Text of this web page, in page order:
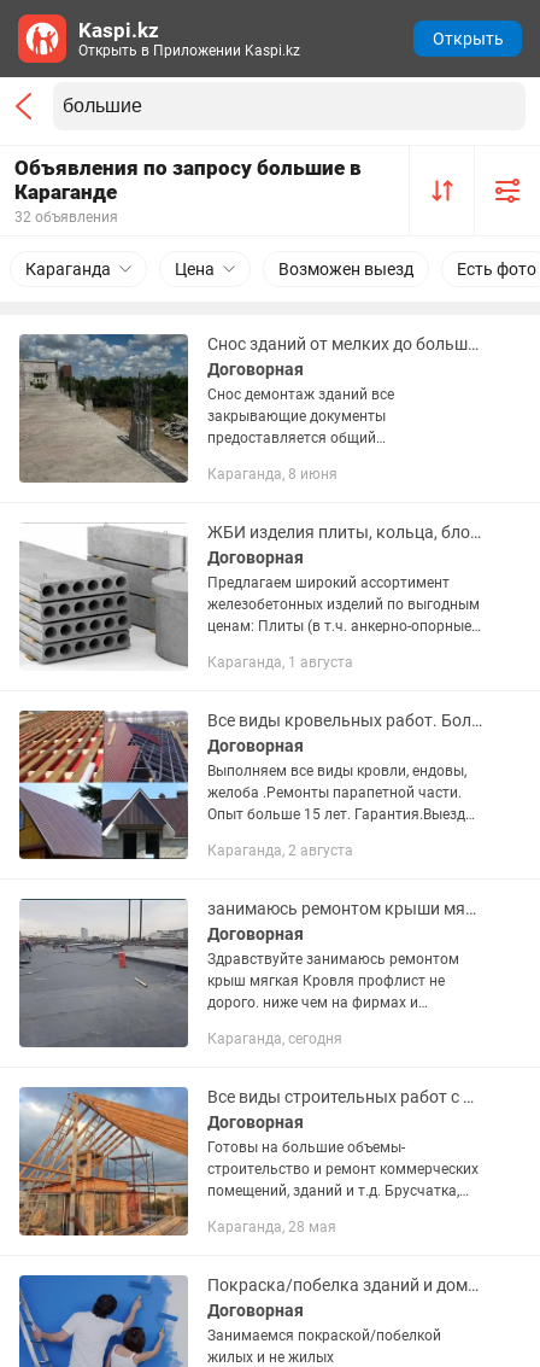
Объявления по запросу большие в
Караганде
32 объявления
Караганда Цена Возможен выезд Есть фото
Снос зданий от мелких до больших зданий
Договорная
Снос демонтаж зданий все
закрывающие документы
предоставляется общий
которые мы демонтировали ЭКСПО
КОТТЕДЖИ ГАРАЖИ БЕТОНЫ РАЗНЫХ
Караганда, 8 июня
ЖБИ изделия плиты, кольца, блоки, лотки, стойки большой выбор!
Договорная
Предлагаем широкий ассортимент
железобетонных изделий по выгодным
ценам: Плиты (в т.ч. анкерно-опорные,
стеновые Лотки водоотводные Кольца,
Караганда, 1 августа
Все виды кровельных работ. Большой опыт работы. Гарантия 3 года.
Договорная
Выполняем все виды кровли, ендовы,
желоба .Ремонты парапетной части.
Опыт больше 15 лет. Гарантия.Выезд
Караганда, 2 августа
занимаюсь ремонтом крыши мягкая Кровля
Договорная
Здравствуйте занимаюсь ремонтом
крыш мягкая Кровля профлист не
дорого. ниже чем на фирмах и
суток.занемаюсь.зимой и летом по
Караганда, сегодня
Все виды строительных работ с фундамента до отделки.
Договорная
Готовы на большие объемы-
строительство и ремонт коммерческих
помещений, зданий и т.д. Брусчатка,
КВАРТИРЫ ПОД КЛЮЧ! Дома под
Караганда, 28 мая
Покраска/побелка зданий и домов
Договорная
Занимаемся покраской/побелкой
жилых и не жилых
Kaspi.kz
Открыть в Приложении Kaspi.kz
Открыть